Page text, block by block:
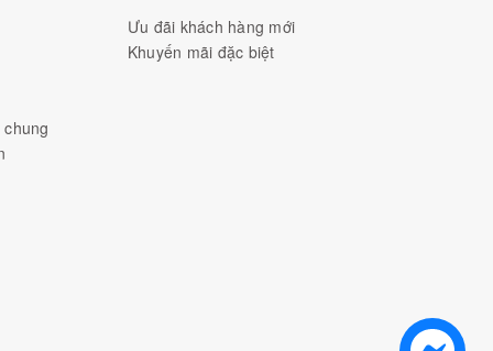
Ưu đãi khách hàng mới
Khuyến mãi đặc biệt